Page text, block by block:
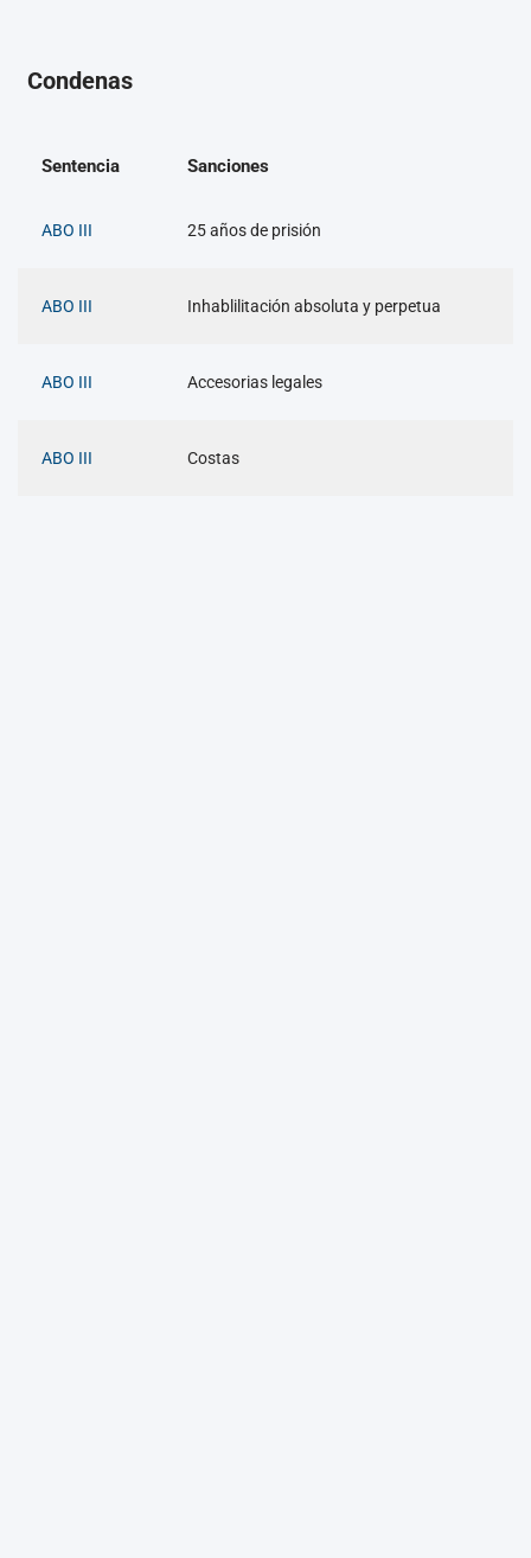
Condenas
Sentencia Sanciones
ABO III 25 años de prisión
ABO III Inhablilitación absoluta y perpetua
ABO III Accesorias legales
ABO III Costas